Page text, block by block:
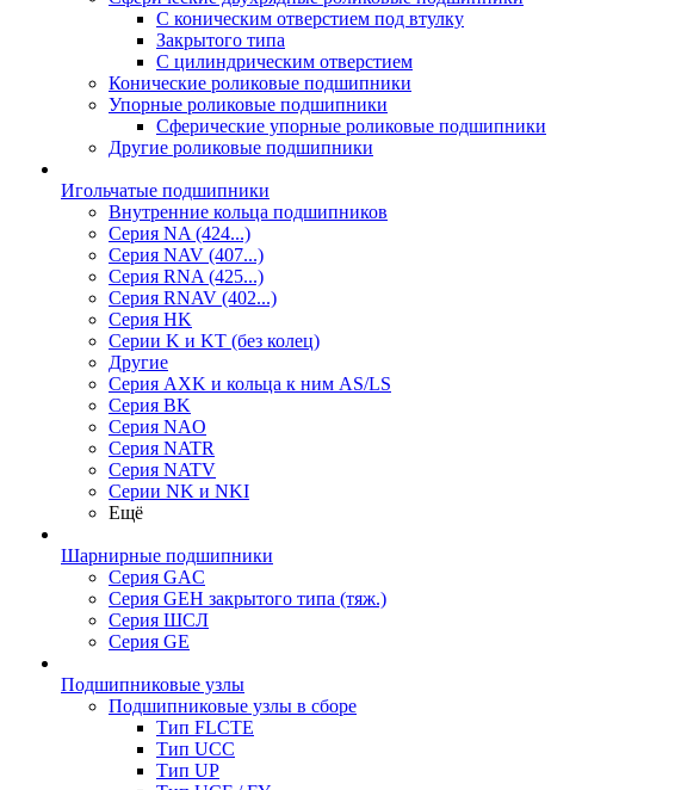
С коническим отверстием под втулку
Закрытого типа
С цилиндрическим отверстием
Конические роликовые подшипники
Упорные роликовые подшипники
Сферические упорные роликовые подшипники
Другие роликовые подшипники
Игольчатые подшипники
Внутренние кольца подшипников
Серия NA (424...)
Серия NAV (407...)
Серия RNA (425...)
Серия RNAV (402...)
Серия HK
Серии K и KT (без колец)
Другие
Серия AXK и кольца к ним AS/LS
Серия BK
Серия NAO
Серия NATR
Серия NATV
Серии NK и NKI
Ещё
Шарнирные подшипники
Серия GAC
Серия GEH закрытого типа (тяж.)
Серия ШСЛ
Серия GE
Подшипниковые узлы
Подшипниковые узлы в сборе
Тип FLCTE
Тип UCC
Тип UP